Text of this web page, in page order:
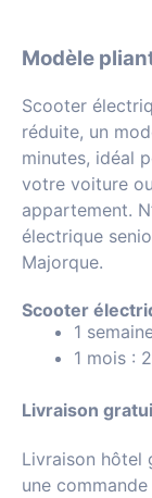
Modèle
Scooter
réduite, un
minutes, idéal
votre voiture
appartement.
électrique
Majorque.
Scooter
1
1 mois :
Livraison
Livraison hôtel
une